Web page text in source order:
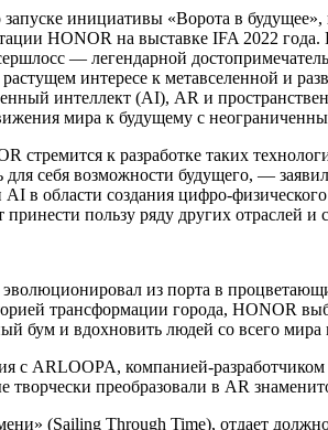
инициативы «Ворота в будущее»,
HONOR на выставке IFA 2022
— легендарной
интересе к метавселенной и
интеллект (AI), AR и
мира к будущему с
к разработке таких
себя возможности будущего, —
в области создания цифро-
пользу ряду других отраслей
из порта в
трансформации города, HONOR
бум и вдохновить людей со всего
с ARLOOPA, компанией-
преобразовали в AR
(Sailing Through Time), отдает